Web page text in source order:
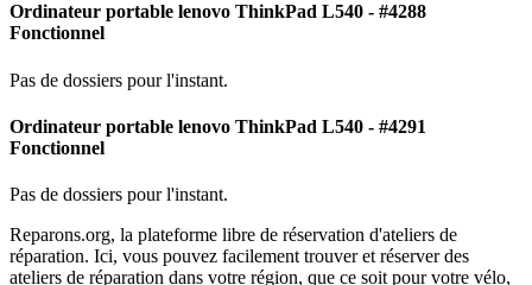
Ordinateur portable lenovo ThinkPad L540 - #4288
Fonctionnel
Pas de dossiers pour l'instant.
Ordinateur portable lenovo ThinkPad L540 - #4291
Fonctionnel
Pas de dossiers pour l'instant.
Reparons.org, la plateforme libre de réservation d'ateliers de
réparation. Ici, vous pouvez facilement trouver et réserver des
ateliers de réparation dans votre région, que ce soit pour votre vélo,